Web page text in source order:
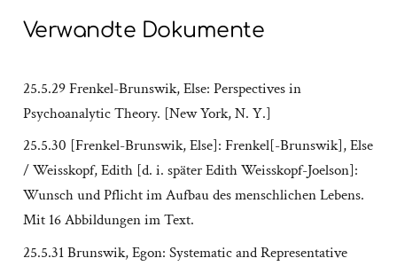
Verwandte Dokumente
25.5.29 Frenkel-Brunswik, Else: Perspectives in
Psychoanalytic Theory. [New York, N. Y.]
25.5.30 [Frenkel-Brunswik, Else]: Frenkel[-Brunswik], Else
/ Weisskopf, Edith [d. i. später Edith Weisskopf-Joelson]:
Wunsch und Pflicht im Aufbau des menschlichen Lebens.
Mit 16 Abbildungen im Text.
25.5.31 Brunswik, Egon: Systematic and Representative